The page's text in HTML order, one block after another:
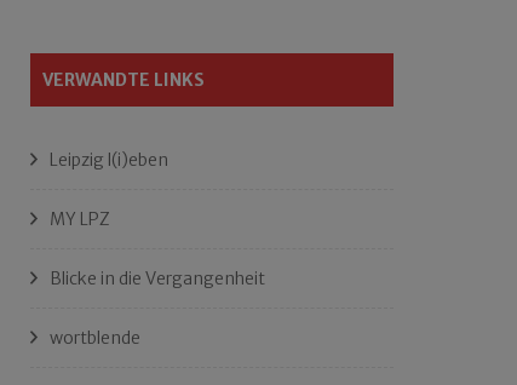
VERWANDTE LINKS
Leipzig l(i)eben
MY LPZ
Blicke in die Vergangenheit
wortblende